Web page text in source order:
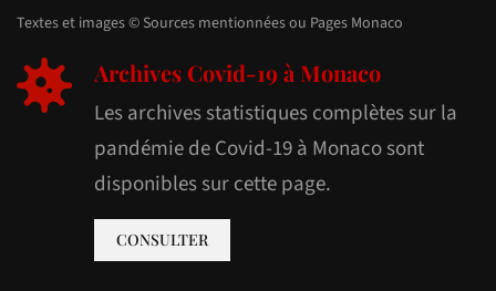
Textes et images © Sources mentionnées ou Pages Monaco
Archives Covid-19 à Monaco
Les archives statistiques complètes sur la
pandémie de Covid-19 à Monaco sont
disponibles sur cette page.
CONSULTER